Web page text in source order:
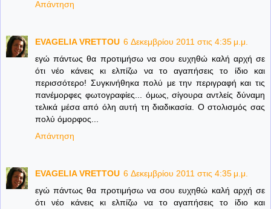
Απάντηση
EVAGELIA VRETTOU 6 Δεκεμβρίου 2011 στις 4:35 μ.μ.
εγώ πάντως θα προτιμήσω να σου ευχηθώ καλή αρχή σε
ότι νέο κάνεις κι ελπίζω να το αγαπήσεις το ίδιο και
περισσότερο! Συγκινήθηκα πολύ με την περιγραφή και τις
πανέμορφες φωτογραφίες... όμως, σίγουρα αντλείς δύναμη
τελικά μέσα από όλη αυτή τη διαδικασία. Ο στολισμός σας
πολύ όμορφος...
Απάντηση
EVAGELIA VRETTOU 6 Δεκεμβρίου 2011 στις 4:35 μ.μ.
εγώ πάντως θα προτιμήσω να σου ευχηθώ καλή αρχή σε
ότι νέο κάνεις κι ελπίζω να το αγαπήσεις το ίδιο και